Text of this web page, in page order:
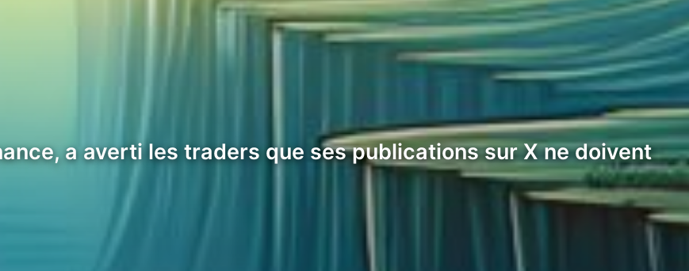
a averti les traders que ses publications sur X ne doivent